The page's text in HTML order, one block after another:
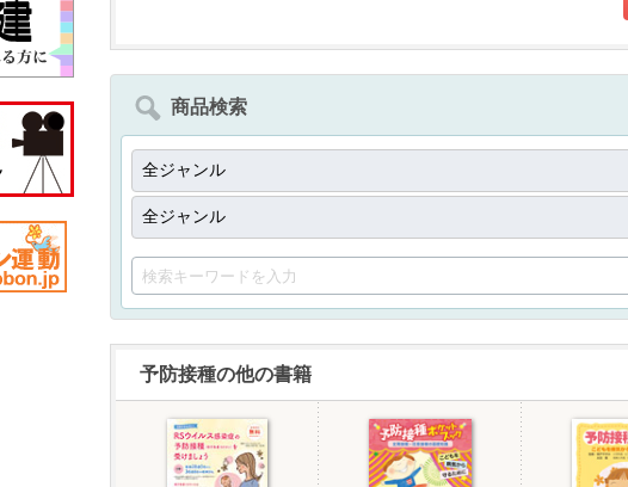
商品検索
予防接種の他の書籍